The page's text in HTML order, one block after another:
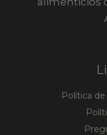
Política